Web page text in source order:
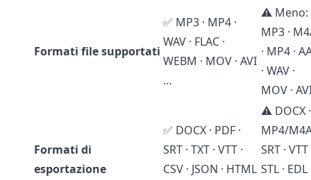
Formati file supportati
✅ MP3 · MP4 ·
WAV · FLAC ·
WEBM · MOV · AVI
…
⚠️ Meno:
MP3 ·
· MP4 ·
· WAV ·
MOV ·
Formati di
esportazione
✅ DOCX · PDF ·
SRT · TXT · VTT ·
CSV · JSON · HTML
⚠️ DOCX ·
MP4/
SRT · VTT
STL · EDL